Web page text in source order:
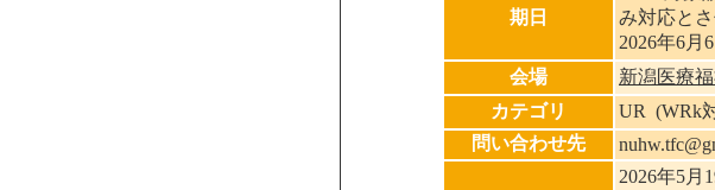
期日
み対応と
2026年6月
会場
新潟医療
カテゴリ
UR (WRk
問い合わせ先
2026年5月